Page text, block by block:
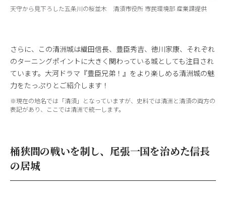
天守から見下ろした五条川の桜並木 清須市役所 市民環境部 産業課提供
さらに、この清洲城は織田信長、豊臣秀吉、徳川家康、それぞれ
のターニングポイントに大きく関わっている城としても注目され
ています。大河ドラマ『豊臣兄弟！』をより楽しめる清洲城の魅
力をたっぷりとご紹介します！
※現在の地名では「清須」となっていますが、史料では清洲と清須の両方の
表記があり、ここでは清洲で統一します。
桶狭間の戦いを制し、尾張一国を治めた信長
の居城